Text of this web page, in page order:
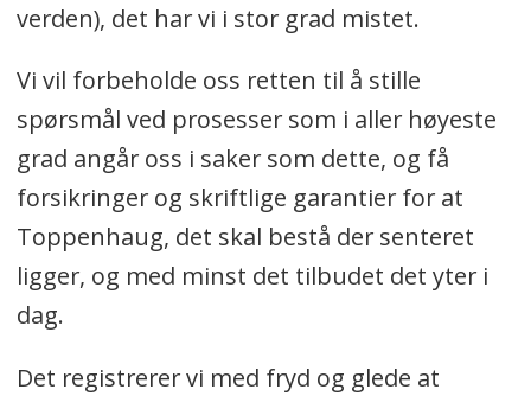
verden), det har vi i stor grad mistet.
Vi vil forbeholde oss retten til å stille
spørsmål ved prosesser som i aller høyeste
grad angår oss i saker som dette, og få
forsikringer og skriftlige garantier for at
Toppenhaug, det skal bestå der senteret
ligger, og med minst det tilbudet det yter i
dag.
Det registrerer vi med fryd og glede at